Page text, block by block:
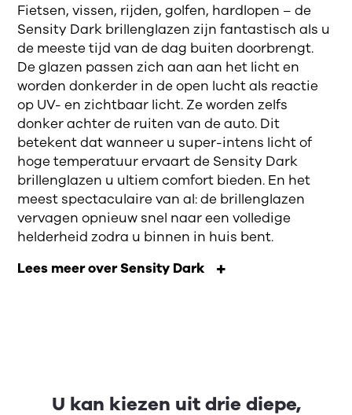
Fietsen, vissen, rijden, golfen, hardlopen – de
Sensity Dark brillenglazen zijn fantastisch als u
de meeste tijd van de dag buiten doorbrengt.
De glazen passen zich aan aan het licht en
worden donkerder in de open lucht als reactie
op UV- en zichtbaar licht. Ze worden zelfs
donker achter de ruiten van de auto. Dit
betekent dat wanneer u super-intens licht of
hoge temperatuur ervaart de Sensity Dark
brillenglazen u ultiem comfort bieden. En het
meest spectaculaire van al: de brillenglazen
vervagen opnieuw snel naar een volledige
helderheid zodra u binnen in huis bent.
Lees meer over Sensity Dark
U kan kiezen uit drie diepe,